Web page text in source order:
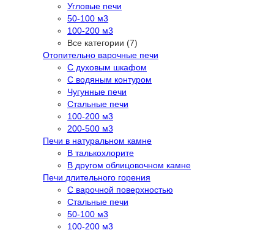
Угловые печи
50-100 м3
100-200 м3
Все категории (7)
Отопительно варочные печи
С духовым шкафом
С водяным контуром
Чугунные печи
Стальные печи
100-200 м3
200-500 м3
Печи в натуральном камне
В талькохлорите
В другом облицовочном камне
Печи длительного горения
С варочной поверхностью
Стальные печи
50-100 м3
100-200 м3